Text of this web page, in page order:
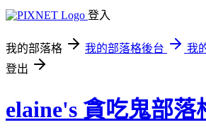
登入
我的部落格 我的部落格後台
我
登出
elaine's 貪吃鬼部落